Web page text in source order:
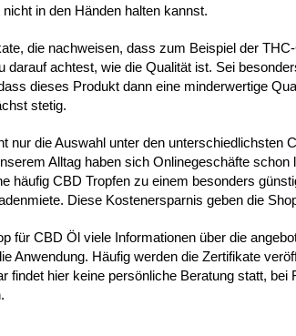
in den Händen halten kannst.
die nachweisen, dass zum Beispiel der
achtest, wie die Qualität ist. Sei
dieses Produkt dann eine minderwertige
stetig.
nur die Auswahl unter den unterschiedlichsten
Alltag haben sich Onlinegeschäfte
häufig CBD Tropfen zu einem besonders
Diese Kostenersparnis geben die
für CBD Öl viele Informationen über die
Anwendung. Häufig werden die Zertifikate
findet hier keine persönliche Beratung statt,